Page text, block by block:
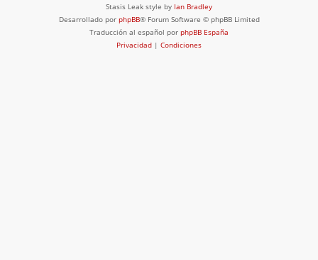
Stasis Leak style by Ian Bradley
Desarrollado por phpBB® Forum Software © phpBB Limited
Traducción al español por phpBB España
Privacidad | Condiciones